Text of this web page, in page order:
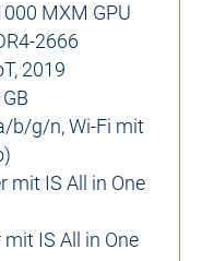
MXM GPU
2666
2019
b/g/n, Wi-Fi mit
mit IS All in One
IS All in One